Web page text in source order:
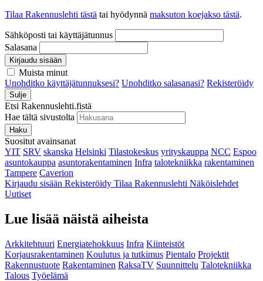
Tilaa Rakennuslehti tästä tai hyödynnä maksuton koejakso tästä.
Sähköposti tai käyttäjätunnus
Salasana
Kirjaudu sisään
Muista minut
Unohditko käyttäjätunnuksesi? Unohditko salasanasi? Rekisteröidy
Sulje
Etsi Rakennuslehti.fistä
Hae tältä sivustolta
Haku
Suositut avainsanat
YIT SRV skanska Helsinki Tilastokeskus yrityskauppa NCC Espoo
asuntokauppa asuntorakentaminen Infra talotekniikka rakentaminen
Tampere Caverion
Kirjaudu sisään Rekisteröidy Tilaa Rakennuslehti Näköislehdet
Uutiset
Lue lisää näistä aiheista
Arkkitehtuuri Energiatehokkuus Infra Kiinteistöt
Korjausrakentaminen Koulutus ja tutkimus Pientalo Projektit
Rakennustuote Rakentaminen RaksaTV Suunnittelu Talotekniikka
Talous Työelämä